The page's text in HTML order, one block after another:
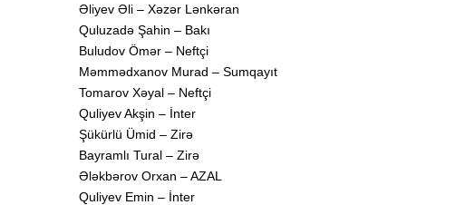
Əliyev Əli – Xəzər Lənkəran
Quluzadə Şahin – Bakı
Buludov Ömər – Neftçi
Məmmədxanov Murad – Sumqayıt
Tomarov Xəyal – Neftçi
Quliyev Akşin – İnter
Şükürlü Ümid – Zirə
Bayramlı Tural – Zirə
Ələkbərov Orxan – AZAL
Quliyev Emin – İnter